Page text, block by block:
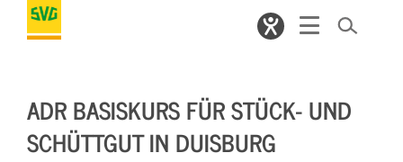
ADR BASISKURS FÜR STÜCK- UND
SCHÜTTGUT IN DUISBURG